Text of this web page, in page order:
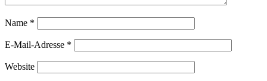
Name *
E-Mail-Adresse *
Website